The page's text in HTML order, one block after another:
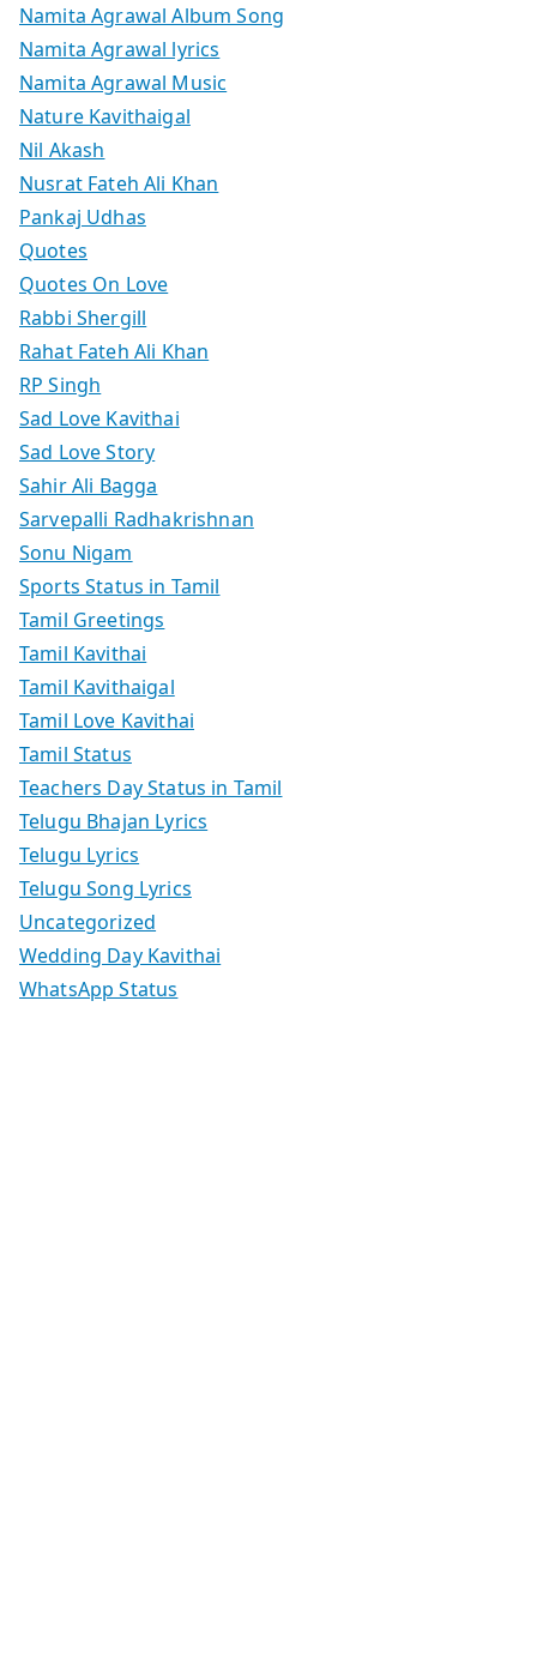
Namita Agrawal Album Song
Namita Agrawal lyrics
Namita Agrawal Music
Nature Kavithaigal
Nil Akash
Nusrat Fateh Ali Khan
Pankaj Udhas
Quotes
Quotes On Love
Rabbi Shergill
Rahat Fateh Ali Khan
RP Singh
Sad Love Kavithai
Sad Love Story
Sahir Ali Bagga
Sarvepalli Radhakrishnan
Sonu Nigam
Sports Status in Tamil
Tamil Greetings
Tamil Kavithai
Tamil Kavithaigal
Tamil Love Kavithai
Tamil Status
Teachers Day Status in Tamil
Telugu Bhajan Lyrics
Telugu Lyrics
Telugu Song Lyrics
Uncategorized
Wedding Day Kavithai
WhatsApp Status